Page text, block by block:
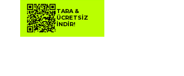
TARA &
ÜCRETSİZ
İNDİR!